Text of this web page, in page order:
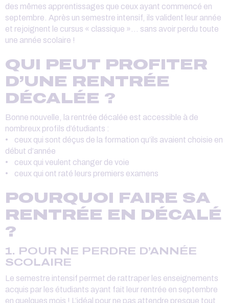
des mêmes apprentissages que ceux ayant commencé en
septembre. Après un semestre intensif, ils valident leur année
et rejoignent le cursus « classique »… sans avoir perdu toute
une année scolaire !
QUI PEUT PROFITER
D’UNE RENTRÉE
DÉCALÉE ?
Bonne nouvelle, la rentrée décalée est accessible à de
nombreux profils d’étudiants :
• ceux qui sont déçus de la formation qu’ils avaient choisie en
début d’année
• ceux qui veulent changer de voie
• ceux qui ont raté leurs premiers examens
POURQUOI FAIRE SA
RENTRÉE EN DÉCALÉ
?
1. POUR NE PERDRE D’ANNÉE
SCOLAIRE
Le semestre intensif permet de rattraper les enseignements
acquis par les étudiants ayant fait leur rentrée en septembre
en quelques mois ! L’idéal pour ne pas attendre presque tout